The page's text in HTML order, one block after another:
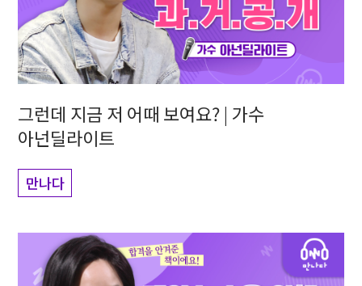
그런데 지금 저 어때 보여요? | 가수
아넌딜라이트
만나다